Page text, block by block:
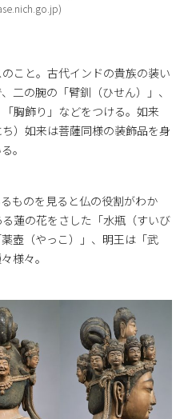
こと。古代インドの貴族の装い
二の腕の「臂釧（ひせん）」、
胸飾り」などをつける。如来
）如来は菩薩同様の装飾品を身
。
ものを見ると仏の役割がわか
蓮の花をさした「水瓶（すいび
壺（やっこ）」、明王は「武
様々。